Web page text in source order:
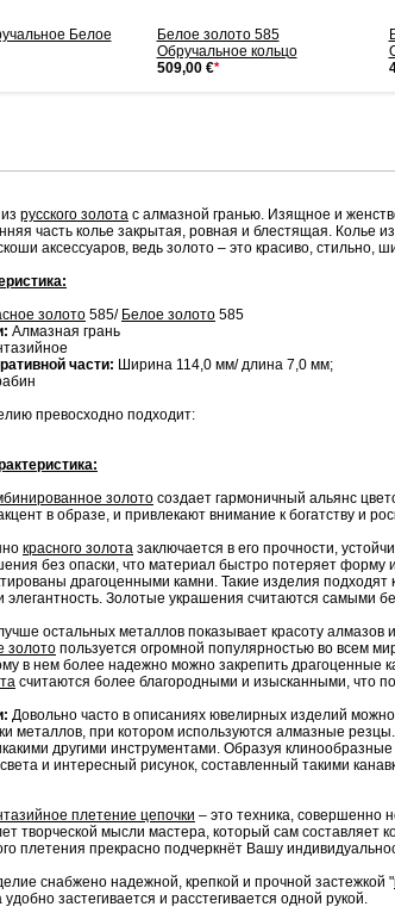
Белое
Белое золото 585
Обручальное кольцо
509,00 €*
русского золота с алмазной гранью. Изящное и
часть колье закрытая, ровная и блестящая. Колье
аксессуаров, ведь золото – это красиво, стильно,
золото 585/ Белое золото 585
Алмазная грань
части: Ширина 114,0 мм/ длина 7,0 мм;
превосходно подходит:
золото создает гармоничный альянс
в образе, и привлекают внимание к богатству и
красного золота заключается в его прочности,
без опаски, что материал быстро потеряет форму
драгоценными камни. Такие изделия
элегантность. Золотые украшения считаются самыми
остальных металлов показывает красоту алмазов
золото пользуется огромной популярностью во всем
в нем более надежно можно закрепить драгоценные
считаются более благородными и изысканными, что
Довольно часто в описаниях ювелирных изделий
металлов, при котором используются алмазные
другими инструментами. Образуя
и интересный рисунок, составленный такими
плетение цепочки – это техника, совершенно
творческой мысли мастера, который сам
плетения прекрасно подчеркнёт Вашу
снабжено надежной, крепкой и прочной застежкой "
удобно застегивается и расстегивается одной рукой.